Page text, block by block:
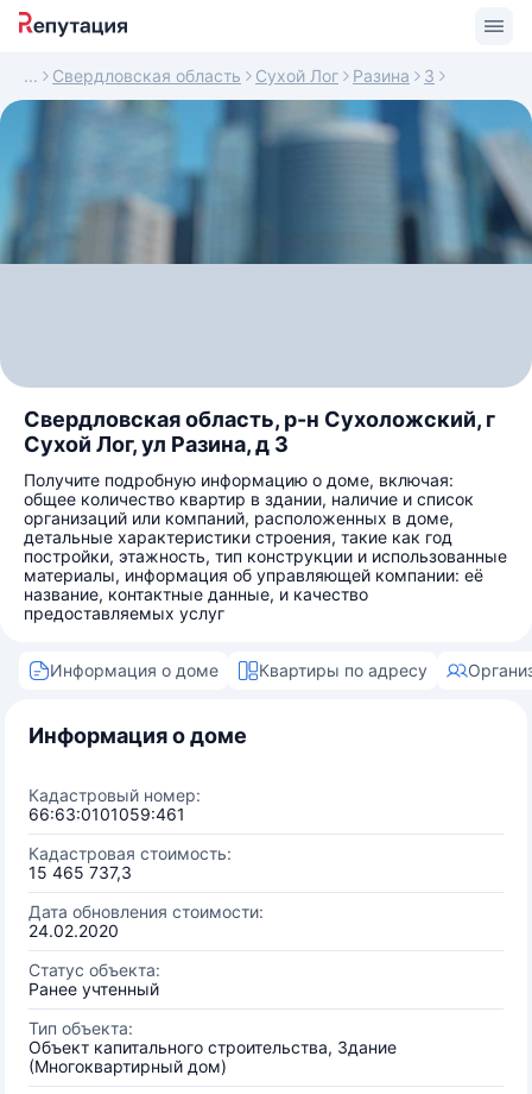
Свердловская область Сухой Лог Разина 3
Свердловская область, р-н Сухоложский, г
Сухой Лог, ул Разина, д 3
Получите подробную информацию о доме, включая:
общее количество квартир в здании, наличие и список
организаций или компаний, расположенных в доме,
детальные характеристики строения, такие как год
постройки, этажность, тип конструкции и использованные
материалы, информация об управляющей компании: её
название, контактные данные, и качество
предоставляемых услуг
Информация о доме Квартиры по адресу
Информация о доме
Кадастровый номер:
66:63:0101059:461
Кадастровая стоимость:
15 465 737,3
Дата обновления стоимости:
24.02.2020
Статус объекта:
Ранее учтенный
Тип объекта:
Объект капитального строительства, Здание
(Многоквартирный дом)